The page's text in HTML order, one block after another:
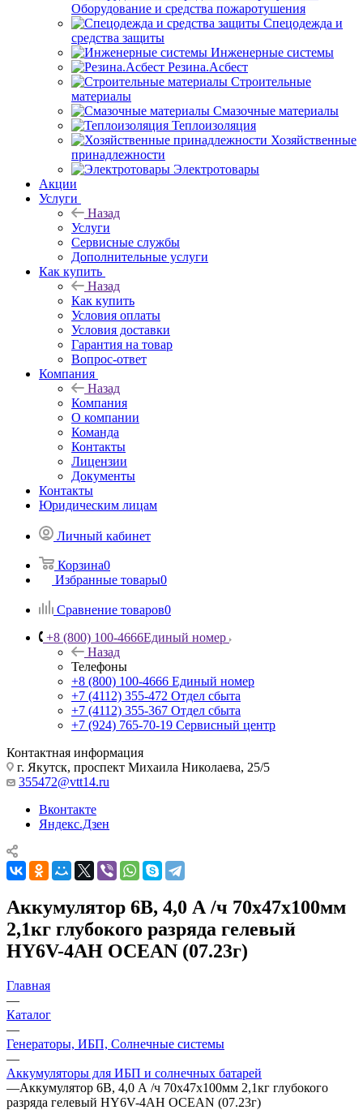
Оборудование и средства пожаротушения
Спецодежда и
средства защиты
Инженерные системы
Резина.Асбест
Строительные
материалы
Смазочные материалы
Теплоизоляция
Хозяйственные
принадлежности
Электротовары
Акции
Услуги
Назад
Услуги
Сервисные службы
Дополнительные услуги
Как купить
Назад
Как купить
Условия оплаты
Условия доставки
Гарантия на товар
Вопрос-ответ
Компания
Назад
Компания
О компании
Команда
Контакты
Лицензии
Документы
Контакты
Юридическим лицам
Личный кабинет
Корзина0
Избранные товары0
Сравнение товаров0
+8 (800) 100-4666Единый номер
Назад
Телефоны
+8 (800) 100-4666 Единый номер
+7 (4112) 355-472 Отдел сбыта
+7 (4112) 355-367 Отдел сбыта
+7 (924) 765-70-19 Сервисный центр
Контактная информация
г. Якутск, проспект Михаила Николаева, 25/5
355472@vtt14.ru
Вконтакте
Яндекс.Дзен
Аккумулятор 6В, 4,0 А /ч 70х47х100мм
2,1кг глубокого разряда гелевый
HY6V-4AH OCEAN (07.23г)
Главная
—
Каталог
—
Генераторы, ИБП, Солнечные системы
—
Аккумуляторы для ИБП и солнечных батарей
—Аккумулятор 6В, 4,0 А /ч 70х47х100мм 2,1кг глубокого
разряда гелевый HY6V-4AH OCEAN (07.23г)